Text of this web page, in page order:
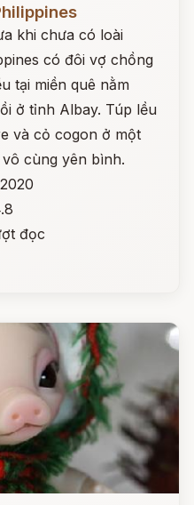
khi chưa có loài
có đôi vợ chồng
tại miền quê nằm
ở tỉnh Albay. Túp lều
và cỏ cogon ở một
cùng yên bình.
đọc